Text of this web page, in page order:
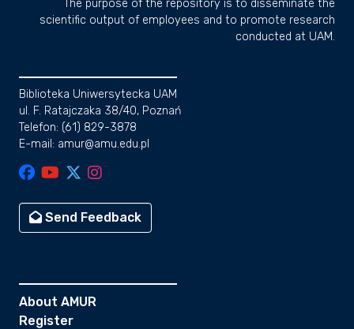
The purpose of the repository is to disseminate the
scientific output of employees and to promote research
conducted at UAM.
Biblioteka Uniwersytecka UAM
ul. F. Ratajczaka 38/40, Poznań
Telefon: (61) 829-3878
E-mail: amur@amu.edu.pl
Send Feedback
About AMUR
Register